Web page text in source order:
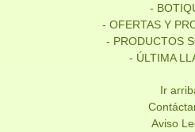
-
- OFERTAS Y
- PRODUCTOS
- ÚLTIMA
Ir
Aviso